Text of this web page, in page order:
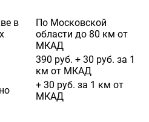
в
По Московской
области до 80 км от
МКАД
390 руб. + 30 руб. за 1
км от МКАД
+ 30 руб. за 1 км от
МКАД